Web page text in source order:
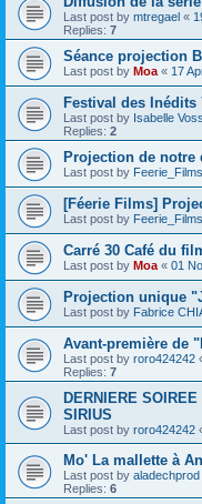
Last post by mtregael «
Replies: 7
Séance projection
Last post by Moa « 17
Festival des Inédits
Last post by Isabelle
Replies: 2
Projection de notre
Last post by Feerie_Films
[Féerie Films]
Last post by Feerie_Films
Carré 30 Café du
Last post by Moa « 01
Projection unique
Last post by Fabrice
Avant-première de
Last post by roro424242
Replies: 7
DERNIERE
SIRIUS
Last post by roro424242
Mo' La mallette à
Last post by aladechprod
Replies: 6